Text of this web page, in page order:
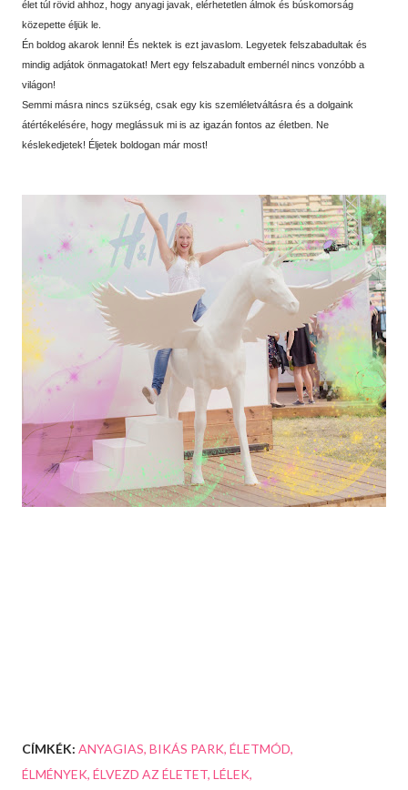
élet túl rövid ahhoz, hogy anyagi javak, elérhetetlen álmok és búskomorság
közepette éljük le.
Én boldog akarok lenni! És nektek is ezt javaslom. Legyetek felszabadultak és
mindig adjátok önmagatokat! Mert egy felszabadult embernél nincs vonzóbb a
világon!
Semmi másra nincs szükség, csak egy kis szemléletváltásra és a dolgaink
átértékelésére, hogy meglássuk mi is az igazán fontos az életben. Ne
késlekedjetek! Éljetek boldogan már most!
CÍMKÉK: ANYAGIAS BIKÁS PARK ÉLETMÓD
ÉLMÉNYEK ÉLVEZD AZ ÉLETET LÉLEK